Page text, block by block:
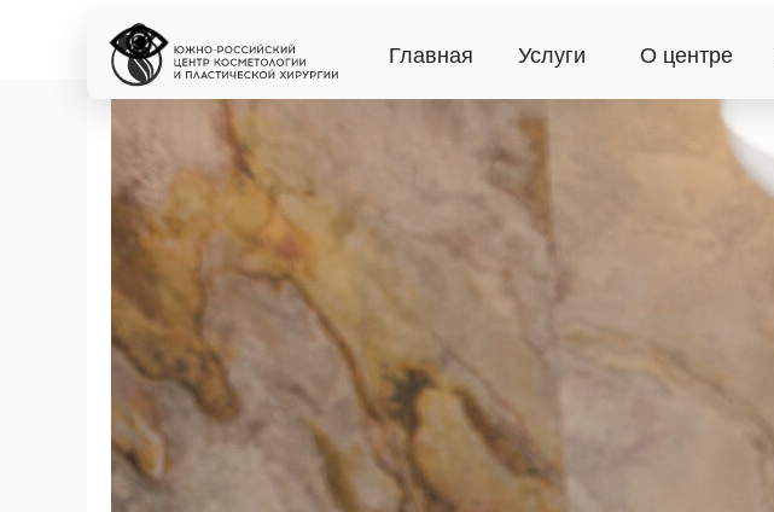
Главная О центре
Услуги